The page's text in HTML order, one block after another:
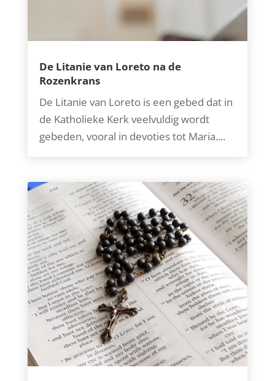
De Litanie van Loreto na de
Rozenkrans
De Litanie van Loreto is een gebed dat in
de Katholieke Kerk veelvuldig wordt
gebeden, vooral in devoties tot Maria....